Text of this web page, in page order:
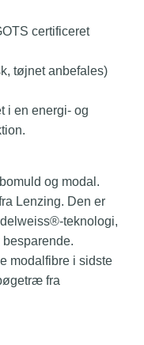
certificeret
tøjnet anbefales)
i en energi- og
og modal.
Lenzing. Den er
teknologi,
modalfibre i sidste
fra